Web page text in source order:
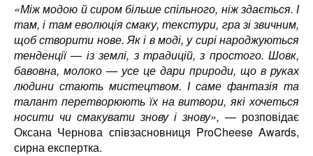
«Між модою й сиром більше спільного, ніж здається. І
там, і там еволюція смаку, текстури, гра зі звичним,
щоб створити нове. Як і в моді, у сирі народжуються
тенденції — із землі, з традицій, з простого. Шовк,
бавовна, молоко — усе це дари природи, що в руках
людини стають мистецтвом. І саме фантазія та
талант перетворюють їх на витвори, які хочеться
носити чи смакувати знову і знову», — розповідає
Оксана Чернова співзасновниця ProCheese Awards,
сирна експертка.